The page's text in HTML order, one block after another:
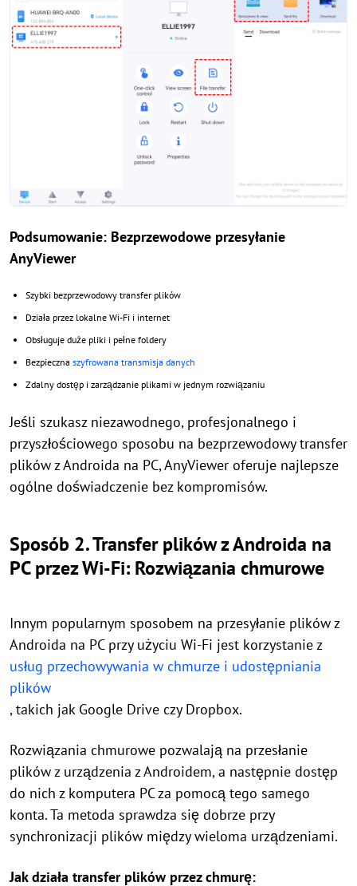
Podsumowanie: Bezprzewodowe przesyłanie
AnyViewer
Szybki bezprzewodowy transfer plików
Działa przez lokalne Wi-Fi i internet
Obsługuje duże pliki i pełne foldery
Bezpieczna szyfrowana transmisja danych
Zdalny dostęp i zarządzanie plikami w jednym rozwiązaniu
Jeśli szukasz niezawodnego, profesjonalnego i
przyszłościowego sposobu na bezprzewodowy transfer
plików z Androida na PC, AnyViewer oferuje najlepsze
ogólne doświadczenie bez kompromisów.
Sposób 2. Transfer plików z Androida na
PC przez Wi-Fi: Rozwiązania chmurowe
Innym popularnym sposobem na przesyłanie plików z
Androida na PC przy użyciu Wi-Fi jest korzystanie z
usług przechowywania w chmurze i udostępniania
plików
, takich jak Google Drive czy Dropbox.
Rozwiązania chmurowe pozwalają na przesłanie
plików z urządzenia z Androidem, a następnie dostęp
do nich z komputera PC za pomocą tego samego
konta. Ta metoda sprawdza się dobrze przy
synchronizacji plików między wieloma urządzeniami.
Jak działa transfer plików przez chmurę: